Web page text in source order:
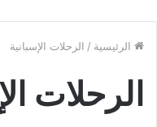
الرئيسية / الرحلات الإسبانية
الرحلات